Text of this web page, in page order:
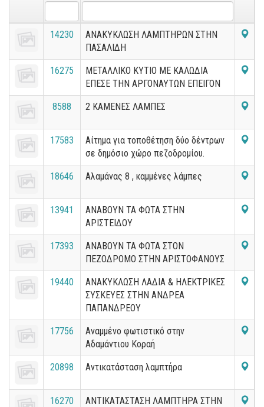
14230
ΑΝΑΚΥΚΛΩΣΗ ΛΑΜΠΤΗΡΩΝ ΣΤΗΝ
ΠΑΣΑΛΙΔΗ
16275
ΜΕΤΑΛΛΙΚΟ ΚΥΤΙΟ ΜΕ ΚΑΛΩΔΙΑ
ΕΠΕΣΕ ΤΗΝ ΑΡΓΟΝΑΥΤΩΝ ΕΠΕΙΓΟΝ
8588 2 ΚΑΜΕΝΕΣ ΛΑΜΠΕΣ
17583
Αίτημα για τοποθέτηση δύο δέντρων
σε δημόσιο χώρο πεζοδρομίου.
18646 Αλαμάνας 8 , καμμένες λάμπες
13941
ΑΝΑΒΟΥΝ ΤΑ ΦΩΤΑ ΣΤΗΝ
ΑΡΙΣΤΕΙΔΟΥ
17393
ΑΝΑΒΟΥΝ ΤΑ ΦΩΤΑ ΣΤΟΝ
ΠΕΖΟΔΡΟΜΟ ΣΤΗΝ ΑΡΙΣΤΟΦΑΝΟΥΣ
19440
ΑΝΑΚΥΚΛΩΣΗ ΛΑΔΙΑ & ΗΛΕΚΤΡΙΚΕΣ
ΣΥΣΚΕΥΕΣ ΣΤΗΝ ΑΝΔΡΕΑ
ΠΑΠΑΝΔΡΕΟΥ
17756
Αναμμένο φωτιστικό στην
Αδαμάντιου Κοραή
20898 Αντικατάσταση λαμπτήρα
16270
ΑΝΤΙΚΑΤΑΣΤΑΣΗ ΛΑΜΠΤΗΡΑ ΣΤΗΝ